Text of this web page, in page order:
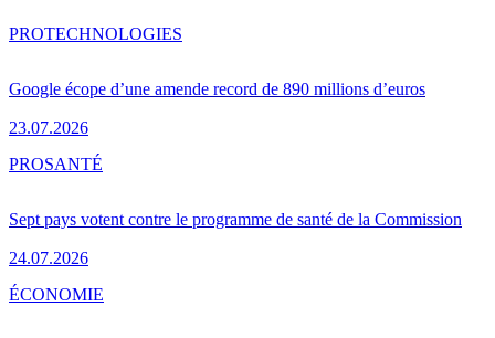
Google écope d’une amende record de 890 millions d’euros
23.07.2026
PROTECHNOLOGIES
Sept pays votent contre le programme de santé de la Commission
24.07.2026
PROSANTÉ
ÉCONOMIE